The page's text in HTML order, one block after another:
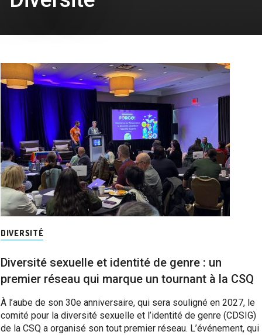
DIVERSITÉ
Diversité sexuelle et identité de genre : un
premier réseau qui marque un tournant à la CSQ
À l’aube de son 30e anniversaire, qui sera souligné en 2027, le
comité pour la diversité sexuelle et l’identité de genre (CDSIG)
de la CSQ a organisé son tout premier réseau. L’événement, qui